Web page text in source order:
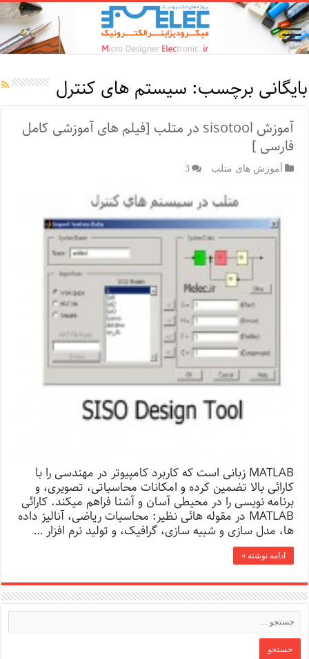
بایگانی برچسب: سیستم های کنترل
آموزش sisotool در متلب [فیلم های آموزشی کامل
فارسی ]
آموزش های متلب 3
MATLAB زبانی است که کاربرد کامپیوتر در مهندسی را با
کارائی بالا تضمین کرده و امکانات محاسباتی، تصویری، و
برنامه نویسی را در محیطی آسان و آشنا فراهم میکند. کارائی
MATLAB در مقوله هائی نظیر: محاسبات ریاضی، آنالیز داده
ها، مدل سازی و شبیه سازی، گرافیک، و تولید نرم افزار …
ادامه نوشته »